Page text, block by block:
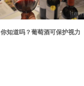
你知道吗？葡萄酒可保护视力